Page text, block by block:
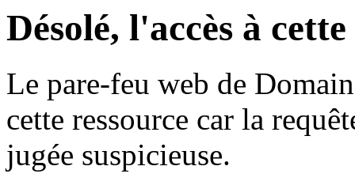
Désolé, l'accès à
Le pare-feu web de
cette ressource car la
jugée suspicieuse.